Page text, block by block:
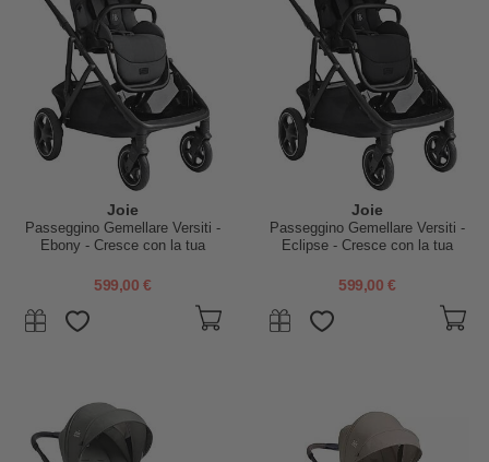
Joie
Passeggino Gemellare Versiti -
Ebony - Cresce con la tua
599,00 €
Joie
Passeggino Gemellare Versiti -
Eclipse - Cresce con la tua
599,00 €